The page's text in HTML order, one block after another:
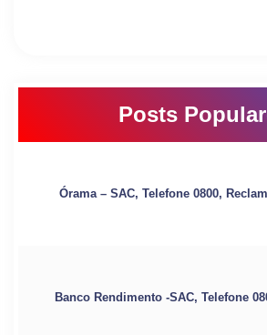
Posts
Órama – SAC, Telefone 0800,
Banco Rendimento -SAC, Telefone